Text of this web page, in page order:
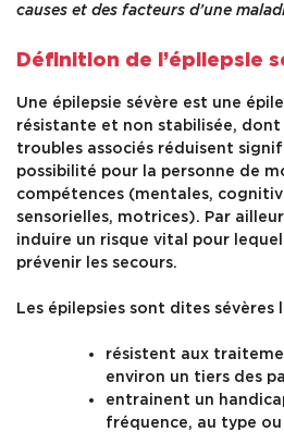
causes et des facteurs d’une
Définition de l’épilepsie
Une épilepsie sévère est une
résistante et non stabilisée, dont
troubles associés réduisent
possibilité pour la personne de
compétences (mentales,
sensorielles, motrices). Par
induire un risque vital pour
prévenir les secours.
Les épilepsies sont dites sévères
résistent aux
environ un tiers des
entrainent un
fréquence, au type